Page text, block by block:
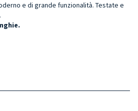
e di grande funzionalità. Testate e